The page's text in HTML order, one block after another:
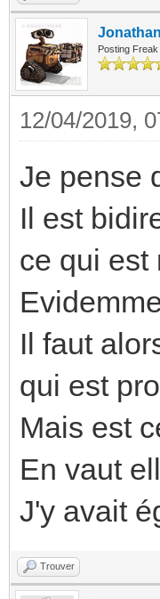
Posting Freak
12/04/2019,
Je pense
Il est
ce qui est
Il faut
qui est
Mais est
En vaut
J'y avait
Trouver